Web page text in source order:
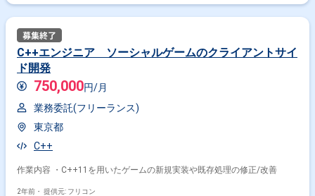
C++エンジニア ソーシャルゲームのクライアントサイ
ド開発
750,000円/月
業務委託(フリーランス)
東京都
C++
作業内容 ・C++11を用いたゲームの新規実装や既存処理の修正/改善
2年前・ 提供元: フリコン